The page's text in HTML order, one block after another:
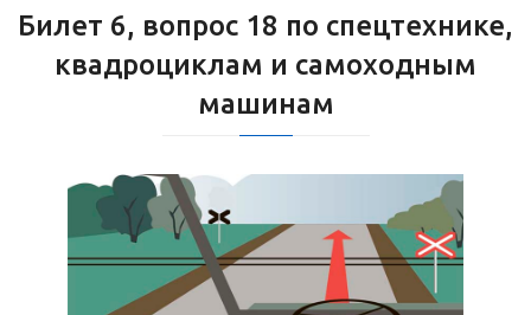
Билет 6, вопрос 18 по спецтехнике,
квадроциклам и самоходным
машинам